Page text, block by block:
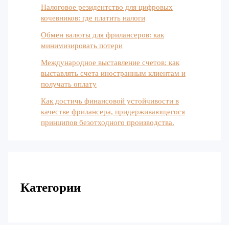
Налоговое резидентство для цифровых
кочевников: где платить налоги
Обмен валюты для фрилансеров: как
минимизировать потери
Международное выставление счетов: как
выставлять счета иностранным клиентам и
получать оплату
Как достичь финансовой устойчивости в
качестве фрилансера, придерживающегося
принципов безотходного производства.
Категории